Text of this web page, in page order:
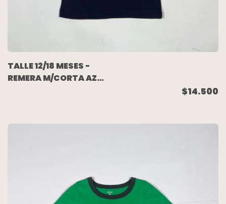
TALLE 12/18 MESES -
REMERA M/CORTA AZUL
$14.500